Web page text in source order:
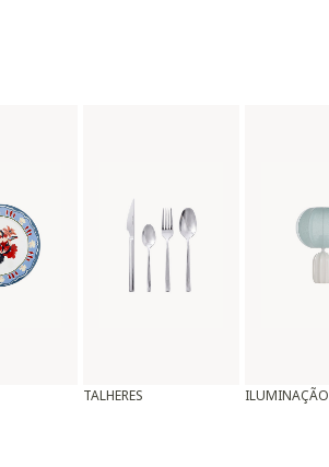
TALHERES ILUMINAÇÃO